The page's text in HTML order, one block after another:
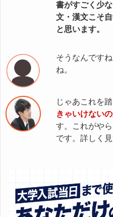
書がすごく少
文・漢文こそ
と思います。
そうなんです
ね。
じゃあこれを
きゃいけないの
す。これがや
です。詳しく